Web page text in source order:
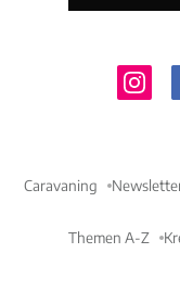
Caravaning
Themen A-Z